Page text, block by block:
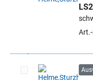
Artikel auswählen